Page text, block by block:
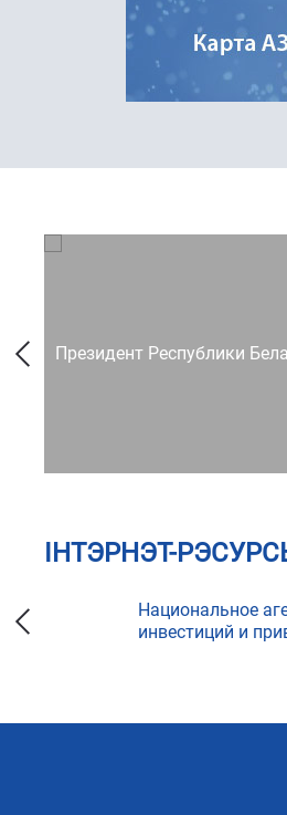
Президент Республики
ІНТЭРНЭТ-
Национальное
инвестиций и